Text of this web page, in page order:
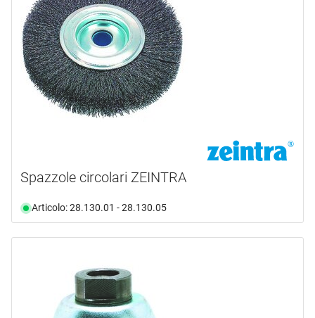
Spazzole circolari ZEINTRA
Articolo: 28.130.01 - 28.130.05